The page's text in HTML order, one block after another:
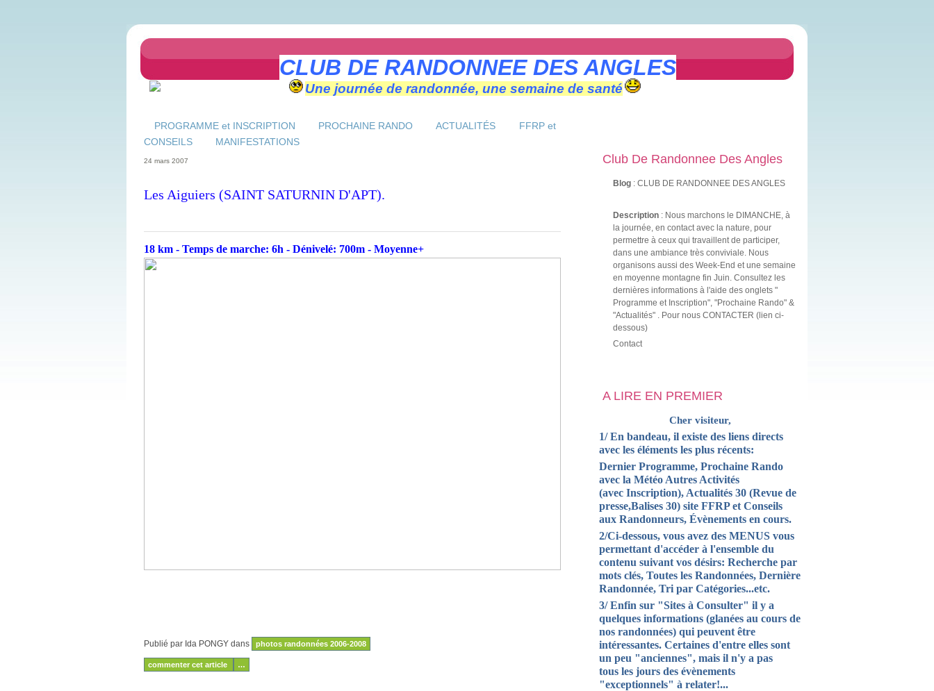
CLUB DE RANDONNEE DES ANGLES
Une journée de randonnée, une semaine de santé
PROGRAMME et INSCRIPTION PROCHAINE RANDO ACTUALITÉS
FFRP et
CONSEILS
MANIFESTATIONS
24 mars 2007
Les Aiguiers (SAINT SATURNIN D'APT).
18 km - Temps de marche: 6h - Dénivelé: 700m - Moyenne+
Publié par Ida PONGY dans photos randonnées 2006-2008
commenter cet article …
Club De Randonnee Des Angles
Blog : CLUB DE RANDONNEE DES ANGLES
Description : Nous marchons le DIMANCHE, à
la journée, en contact avec la nature, pour
permettre à ceux qui travaillent de participer,
dans une ambiance très conviviale. Nous
organisons aussi des Week-End et une semaine
en moyenne montagne fin Juin. Consultez les
dernières informations à l'aide des onglets "
Programme et Inscription", "Prochaine Rando" &
"Actualités" . Pour nous CONTACTER (lien ci-
dessous)
Contact
A LIRE EN PREMIER
Cher visiteur,
1/ En bandeau, il existe des liens directs
avec les éléments les plus récents:
Dernier Programme, Prochaine Rando
avec la Météo Autres Activités
(avec Inscription), Actualités 30 (Revue de
presse,Balises 30) site FFRP et Conseils
aux Randonneurs, Évènements en cours.
2/Ci-dessous, vous avez des MENUS vous
permettant d'accéder à l'ensemble du
contenu suivant vos désirs: Recherche par
mots clés, Toutes les Randonnées, Dernière
Randonnée, Tri par Catégories...etc.
3/ Enfin sur "Sites à Consulter" il y a
quelques informations (glanées au cours de
nos randonnées) qui peuvent être
intéressantes. Certaines d'entre elles sont
un peu "anciennes", mais il n'y a pas
tous les jours des évènements
"exceptionnels" à relater!...